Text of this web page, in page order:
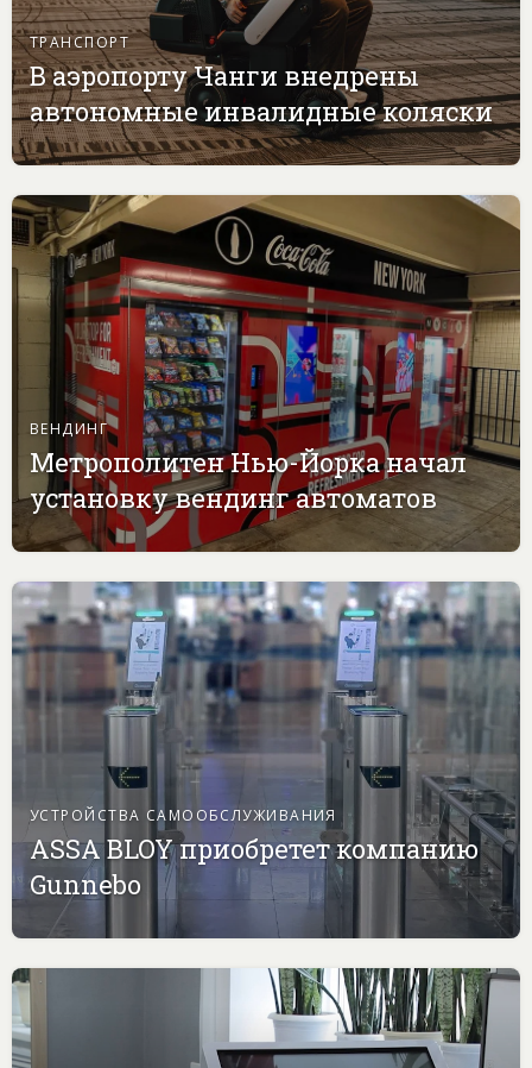
ТРАНСПОРТ
В аэропорту Чанги внедрены
автономные инвалидные коляски
ВЕНДИНГ
Метрополитен Нью-Йорка начал
установку вендинг автоматов
УСТРОЙСТВА САМООБСЛУЖИВАНИЯ
ASSA BLOY приобретет компанию
Gunnebo